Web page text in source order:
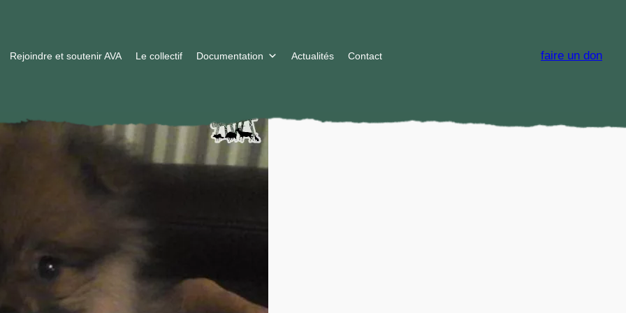
Rejoindre et soutenir AVA Le collectif Documentation Actualités Contact faire un don